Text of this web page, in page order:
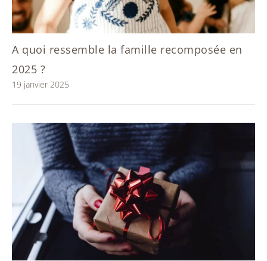
A quoi ressemble la famille recomposée en
2025 ?
19 janvier 2025